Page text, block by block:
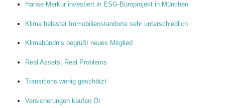
Hanse-Merkur investiert in ESG-Büroprojekt in München
Klima belastet Immobilienstandorte sehr unterschiedlich
Klimabündnis begrüßt neues Mitglied
Real Assets, Real Problems
Transitions wenig geschätzt
Versicherungen kaufen Öl